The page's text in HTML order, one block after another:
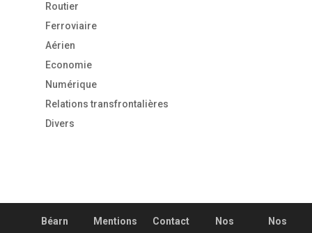
Routier
Ferroviaire
Aérien
Economie
Numérique
Relations transfrontalières
Divers
Béarn
Mentions
Contact
Nos
Nos